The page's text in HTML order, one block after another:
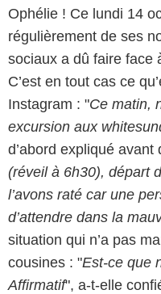
Ophélie ! Ce lundi 14
régulièrement de ses
sociaux a dû faire face
C’est en tout cas ce
Instagram : "Ce matin,
excursion aux
d’abord expliqué avant
(réveil à 6h30), départ
l’avons raté car une
d’attendre dans la
situation qui n’a pas
cousines : "Est-ce que
Affirmatif", a-t-elle